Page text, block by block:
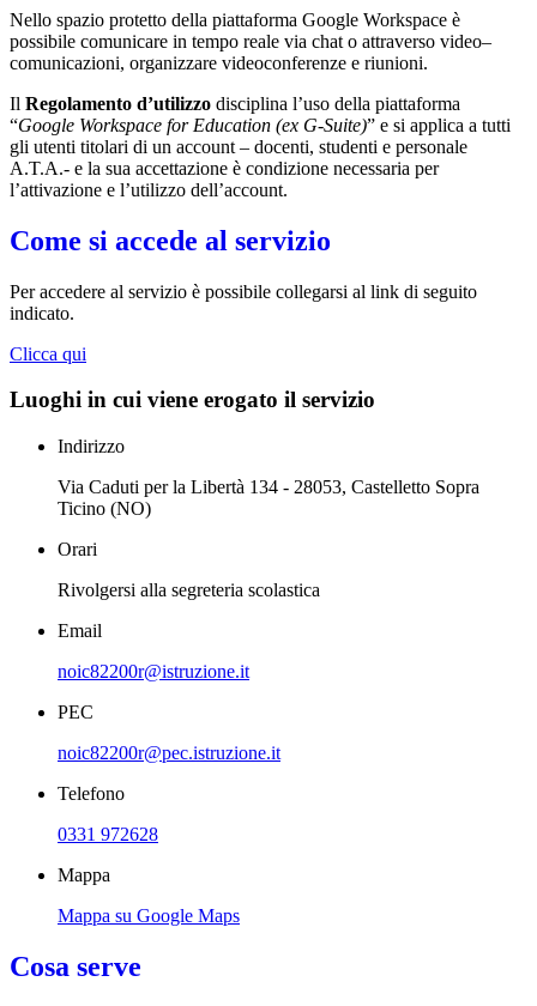
Nello spazio protetto della piattaforma Google Workspace è
possibile comunicare in tempo reale via chat o attraverso video–
comunicazioni, organizzare videoconferenze e riunioni.
Il Regolamento d’utilizzo disciplina l’uso della piattaforma
“Google Workspace for Education (ex G-Suite)” e si applica a tutti
gli utenti titolari di un account – docenti, studenti e personale
A.T.A.- e la sua accettazione è condizione necessaria per
l’attivazione e l’utilizzo dell’account.
Come si accede al servizio
Per accedere al servizio è possibile collegarsi al link di seguito
indicato.
Clicca qui
Luoghi in cui viene erogato il servizio
Indirizzo
Via Caduti per la Libertà 134 - 28053, Castelletto Sopra
Ticino (NO)
Orari
Rivolgersi alla segreteria scolastica
Email
noic82200r@istruzione.it
PEC
noic82200r@pec.istruzione.it
Telefono
0331 972628
Mappa
Mappa su Google Maps
Cosa serve